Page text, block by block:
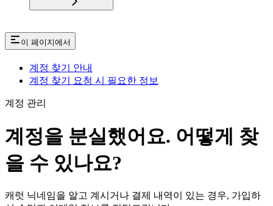
이 페이지에서
계정 찾기 안내
계정 찾기 요청 시 필요한 정보
계정 관리
계정을 분실했어요. 어떻게 찾
을 수 있나요?
캐럿 닉네임을 알고 계시거나 결제 내역이 있는 경우, 가입하